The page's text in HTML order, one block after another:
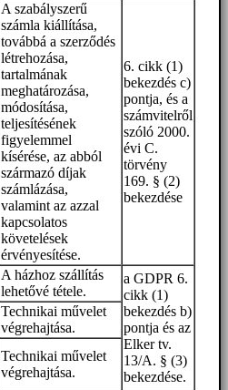
A szabályszerű
számla kiállítása,
továbbá a szerződés
létrehozása,
tartalmának
meghatározása,
módosítása,
teljesítésének
figyelemmel
kísérése, az abból
származó díjak
számlázása,
valamint az azzal
kapcsolatos
követelések
érvényesítése.
6. cikk (1)
bekezdés c)
pontja, és a
számvitelről
szóló 2000.
évi C.
törvény
169. § (2)
bekezdése
A házhoz szállítás
lehetővé tétele.
a GDPR 6.
cikk (1)
bekezdés b)
pontja és az
Elker tv.
13/A. § (3)
bekezdése.
Technikai művelet
végrehajtása.
Technikai művelet
végrehajtása.